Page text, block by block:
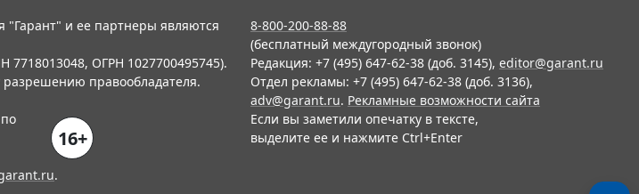
"Гарант" и ее партнеры являются
ОГРН 1027700495745).
разрешению правообладателя.
16+
.
8-800-200-88-88
(бесплатный междугородный звонок)
Редакция: +7 (495) 647-62-38 (доб. 3145), editor@garant.ru
Отдел рекламы: +7 (495) 647-62-38 (доб. 3136),
adv@garant.ru. Рекламные возможности сайта
Если вы заметили опечатку в тексте,
выделите ее и нажмите Ctrl+Enter